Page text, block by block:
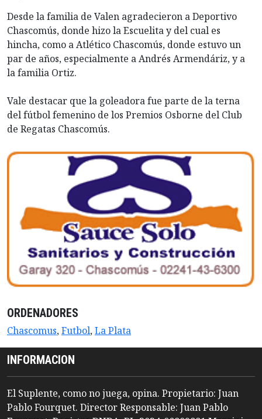
Desde la familia de Valen agradecieron a Deportivo
Chascomús, donde hizo la Escuelita y del cual es
hincha, como a Atlético Chascomús, donde estuvo un
par de años, especialmente a Andrés Armendáriz, y a
la familia Ortiz.
Vale destacar que la goleadora fue parte de la terna
del fútbol femenino de los Premios Osborne del Club
de Regatas Chascomús.
ORDENADORES
Chascomus,Futbol,La Plata
INFORMACION
El Suplente, como no juega, opina. Propietario: Juan
Pablo Fourquet. Director Responsable: Juan Pablo